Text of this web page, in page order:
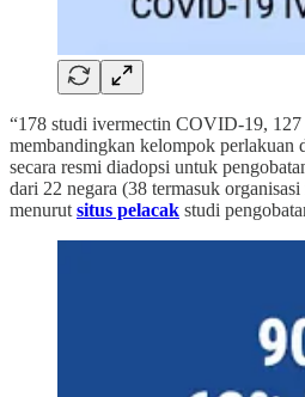
“178 studi ivermectin COVID-19, 127
membandingkan kelompok perlakuan
secara resmi diadopsi untuk
dari 22 negara (38 termasuk
menurut situs pelacak studi